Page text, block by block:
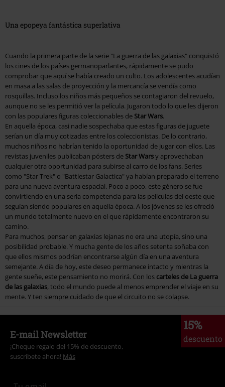
Una epopeya fantástica superlativa
Cuando la primera parte de la serie "La guerra de las galaxias" conquistó
los cines de los países germanoparlantes, rápidamente se pudo
comprobar que aquí se había creado un culto. Los adolescentes acudían
en masa a las salas de proyección y la mercancía se vendía como
rosquillas. Incluso los niños más pequeños se contagiaron del revuelo,
aunque no se les permitió ver la película. Jugaron todo lo que les dijeron
con las populares figuras coleccionables de Star Wars.
En aquella época, casi nadie sospechaba que estas figuras de juguete
serían un día muy cotizadas entre los coleccionistas. De lo contrario,
muchos niños no habrían tenido la oportunidad de jugar con ellos. Las
revistas juveniles publicaban pósters de Star Warsy aprovechaban
cualquier otra oportunidad para subirse al carro de los fans. Series
como "Star Trek" o "Battlestar Galactica" ya habían preparado el terreno
para una nueva aventura espacial. Poco a poco, este género se fue
convirtiendo en una seria competencia para las películas del oeste que
seguían siendo populares en aquella época. A los jóvenes se les ofreció
un mundo totalmente nuevo en el que rápidamente encontraron su
camino.
Para muchos, pensar en galaxias lejanas no era una utopía, sino una
posibilidad probable. Y mucha gente de los años setenta soñaba con
que ellos mismos podrían encontrarse algún día en una aventura
semejante. A día de hoy, este deseo permanece intacto y mientras la
gente sueñe, este pensamiento no morirá. Con los carteles de La guerra
de las galaxias, todo el mundo puede al menos emprender el viaje en su
mente. Y ten siempre cuidado de que el circuito no se colapse.
15%
descuento
E-mail Newsletter
¡Cheque regalo del 15% de descuento,
suscríbete ahora! Más